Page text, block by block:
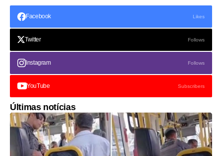
Facebook Likes
Twitter Follows
Instagram Follows
YouTube Subscribers
Últimas notícias